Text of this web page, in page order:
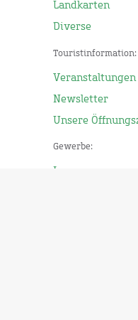
Landkarten
Diverse
Touristinformation:
Veranstaltungen
Newsletter
Unsere
Gewerbe:
Impressum